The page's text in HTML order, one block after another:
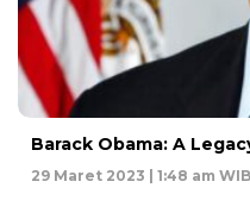
Barack Obama: A
29 Maret 2023 | 1:48 am WIB